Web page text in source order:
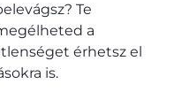
Te
a
érhetsz el
is.